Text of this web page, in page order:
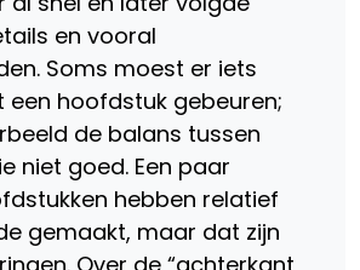
en vooral
Soms moest er iets
een hoofdstuk gebeuren;
de balans tussen
niet goed. Een paar
hebben relatief
gemaakt, maar dat zijn